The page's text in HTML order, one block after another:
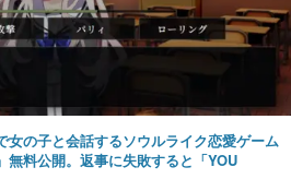
女の子と会話するソウルライク恋愛ゲーム
無料公開。返事に失敗すると「YOU